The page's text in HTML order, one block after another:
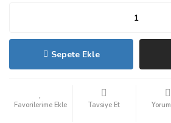
Sepete Ekle
Tavsiye Et